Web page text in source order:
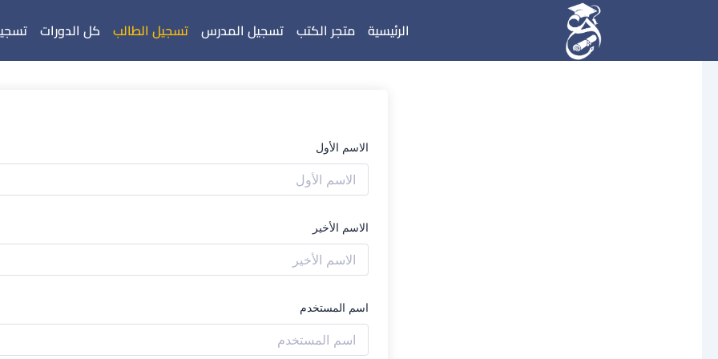
الرئيسية متجر الكتب تسجيل المدرس تسجيل الطالب كل الدورات
الاسم الأول
الاسم الأخير
اسم المستخدم